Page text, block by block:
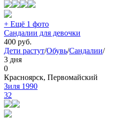
+ Ещё 1 фото
Сандалии для девочки
400 руб.
Дети растут/Обувь/Сандалии/
3 дня
0
Красноярск, Первомайский
Зиля 1990
32